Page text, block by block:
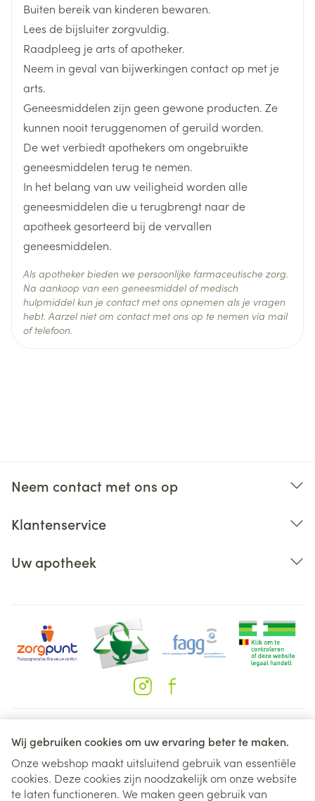
Wij gebruiken cookies om uw ervaring beter te maken.
Onze webshop maakt uitsluitend gebruik van essentiële
cookies. Deze cookies zijn noodzakelijk om onze website
te laten functioneren. We maken geen gebruik van
Lengte
Diepte 40 mm
Verpakking
98
Actieve
Ingrediënten
candesartan cilexetil,
hydrochloorthiazide
Behoud Kamertemperatuur (15°C - 25°C)
Buiten bereik van kinderen bewaren.
Lees de bijsluiter zorgvuldig.
Raadpleeg je arts of apotheker.
Neem in geval van bijwerkingen contact op met je
arts.
Geneesmiddelen zijn geen gewone producten. Ze
kunnen nooit teruggenomen of geruild worden.
De wet verbiedt apothekers om ongebruikte
geneesmiddelen terug te nemen.
In het belang van uw veiligheid worden alle
geneesmiddelen die u terugbrengt naar de
apotheek gesorteerd bij de vervallen
geneesmiddelen.
Als apotheker bieden we persoonlijke farmaceutische zorg.
Na aankoop van een geneesmiddel of medisch
hulpmiddel kun je contact met ons opnemen als je vragen
hebt. Aarzel niet om contact met ons op te nemen via mail
of telefoon.
Neem contact met ons op
Klantenservice
Uw apotheek
Juridische links